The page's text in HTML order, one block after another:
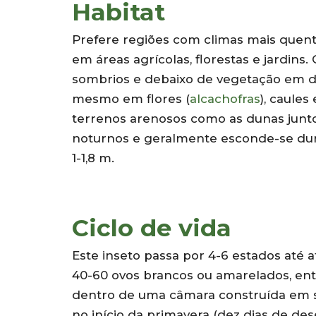
Habitat
Prefere regiões com climas mais
em áreas agrícolas, florestas e
sombrios e debaixo de vegetação em
mesmo em flores (alcachofras),
terrenos arenosos como as dunas
noturnos e geralmente esconde-se
1-1,8 m.
Ciclo de vida
Este inseto passa por 4-6 estados até
40-60 ovos brancos ou amarelados,
dentro de uma câmara construída em